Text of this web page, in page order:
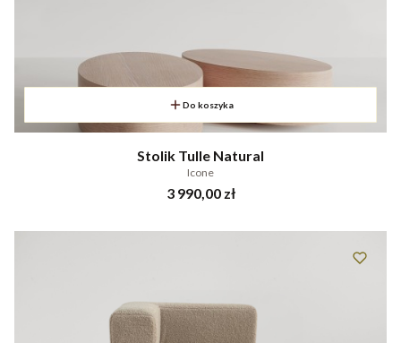
Do koszyka
Stolik Tulle Natural
Icone
Cena
3 990,00 zł